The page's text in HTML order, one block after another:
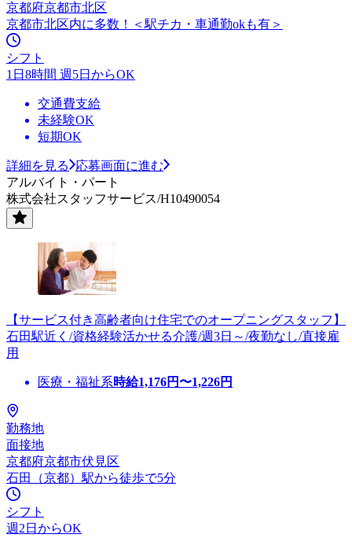
京都府京都市北区
京都市北区内に多数！＜駅チカ・車通勤okも有＞
シフト
1日8時間 週5日からOK
交通費支給
未経験OK
短期OK
詳細を見る
応募画面に進む
アルバイト・パート
株式会社スタッフサービス/H10490054
【サービス付き高齢者向け住宅でのオープニングスタッフ】
石田駅近く/資格経験活かせる介護/週3日～/夜勤なし/直接雇
用
医療・福祉系時給1,176円〜1,226円
勤務地
面接地
京都府京都市伏見区
石田（京都）駅から徒歩で5分
シフト
週2日からOK